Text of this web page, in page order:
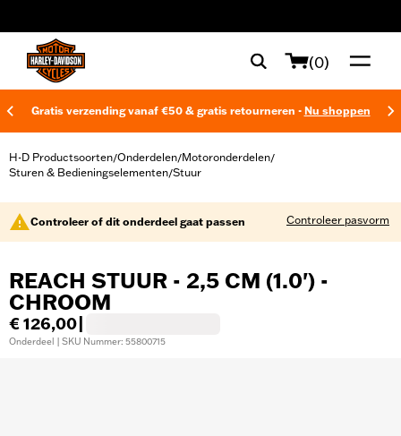
(0)
Gratis verzending vanaf €50 & gratis retourneren - Nu shoppen
H-D Productsoorten/Onderdelen/Motoronderdelen/
Sturen & Bedieningselementen/Stuur
Controleer of dit onderdeel gaat passen Controleer pasvorm
REACH STUUR - 2,5 CM (1.0') -
CHROOM
€ 126,00
Onderdeel | SKU Nummer: 55800715